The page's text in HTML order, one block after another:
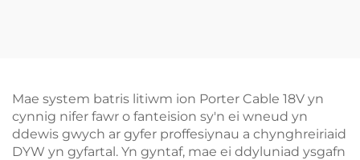
Storio Ynni Diwydiant
Mae system batris litiwm ion Porter Cable 18V yn
cynnig nifer fawr o fanteision sy'n ei wneud yn
ddewis gwych ar gyfer proffesiynau a chynghreiriaid
DYW yn gyfartal. Yn gyntaf, mae ei ddyluniad ysgafn